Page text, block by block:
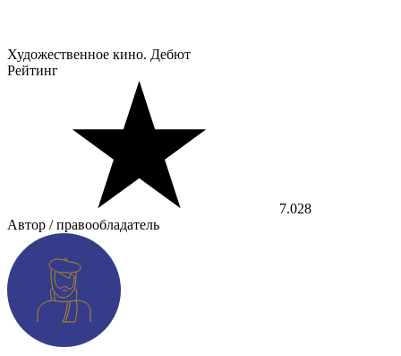
Художественное кино. Дебют
Рейтинг
7.028
Автор / правообладатель